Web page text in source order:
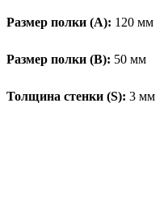
Размер полки (А): 120 мм
Размер полки (В): 50 мм
Толщина стенки (S): 3 мм